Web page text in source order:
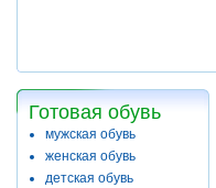
Готовая обувь
мужская обувь
женская обувь
детская обувь